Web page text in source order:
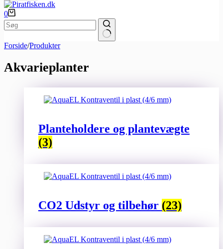
Indkøbskurv
0
Ingen
Forside/Produkter
Akvarieplanter
Planteholdere og plantevægte
(3)
CO2 Udstyr og tilbehør (23)